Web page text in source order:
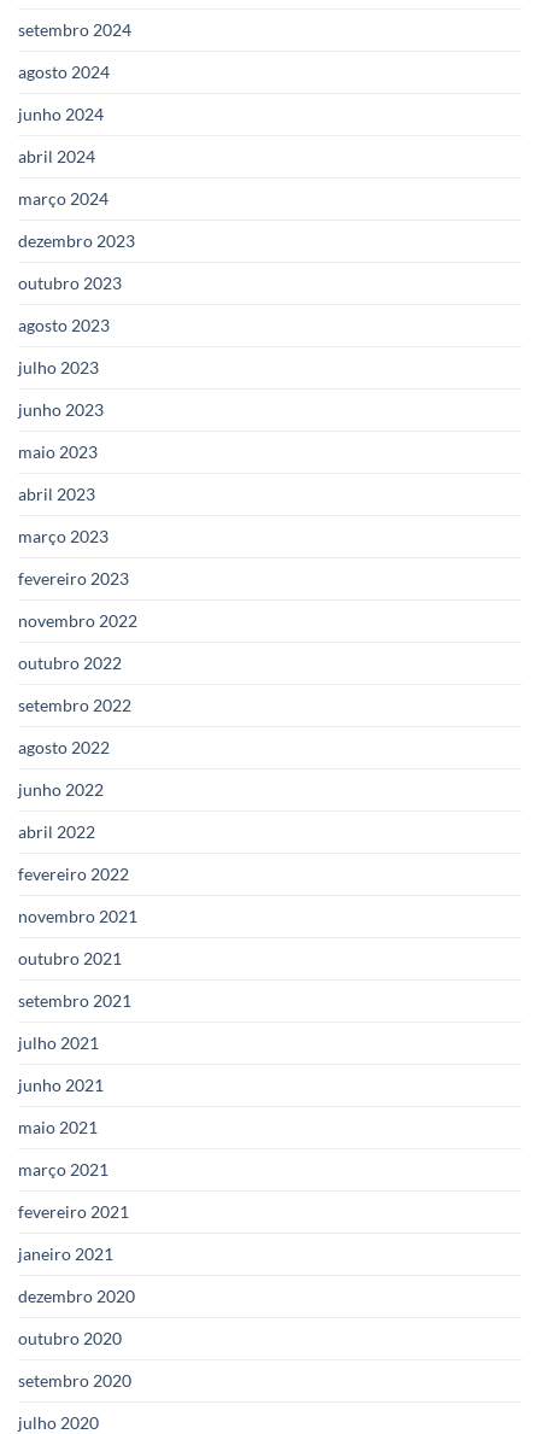
setembro 2024
agosto 2024
junho 2024
abril 2024
março 2024
dezembro 2023
outubro 2023
agosto 2023
julho 2023
junho 2023
maio 2023
abril 2023
março 2023
fevereiro 2023
novembro 2022
outubro 2022
setembro 2022
agosto 2022
junho 2022
abril 2022
fevereiro 2022
novembro 2021
outubro 2021
setembro 2021
julho 2021
junho 2021
maio 2021
março 2021
fevereiro 2021
janeiro 2021
dezembro 2020
outubro 2020
setembro 2020
julho 2020